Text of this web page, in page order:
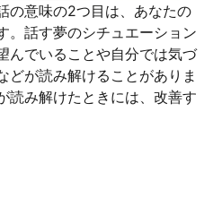
の意味の2つ目は、あなたの
。話す夢のシチュエーション
んでいることや自分では気づ
どが読み解けることがありま
読み解けたときには、改善す